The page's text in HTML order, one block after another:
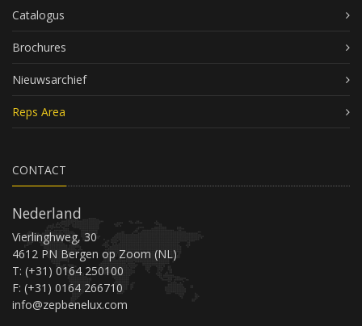
Catalogus
Brochures
Nieuwsarchief
Reps Area
CONTACT
Nederland
Vierlinghweg, 30
4612 PN Bergen op Zoom (NL)
T: (+31) 0164 250100
F: (+31) 0164 266710
info@zepbenelux.com